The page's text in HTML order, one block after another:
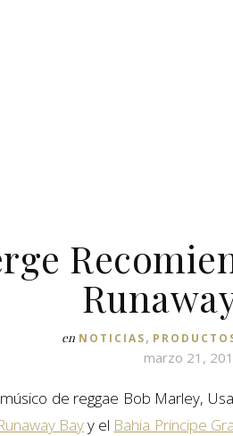
en NOTICIAS,
marzo 21,
de reggae Bob Marley,
Bayy el Bahia Principe